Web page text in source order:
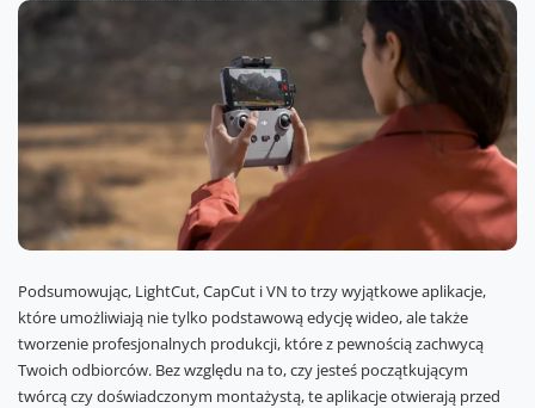
Podsumowując, LightCut, CapCut i VN to trzy wyjątkowe aplikacje,
które umożliwiają nie tylko podstawową edycję wideo, ale także
tworzenie profesjonalnych produkcji, które z pewnością zachwycą
Twoich odbiorców. Bez względu na to, czy jesteś początkującym
twórcą czy doświadczonym montażystą, te aplikacje otwierają przed